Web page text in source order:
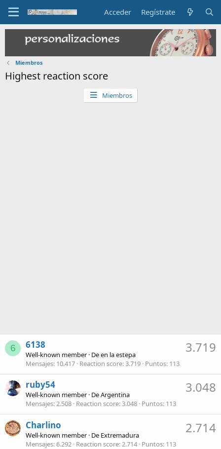
Acceder Regístrate
Miembros
Highest reaction score
Miembros
6 3.719
6138
Well-known member · Deen la estepa
Mensajes 10.417 Reaction score 3.719 Puntos 113
3.048
ruby54
Well-known member · DeArgentina
Mensajes 2.508 Reaction score 3.048 Puntos 113
2.714
Charlino
Well-known member · De Extremadura
Mensajes 6.292 Reaction score 2.714 Puntos 113